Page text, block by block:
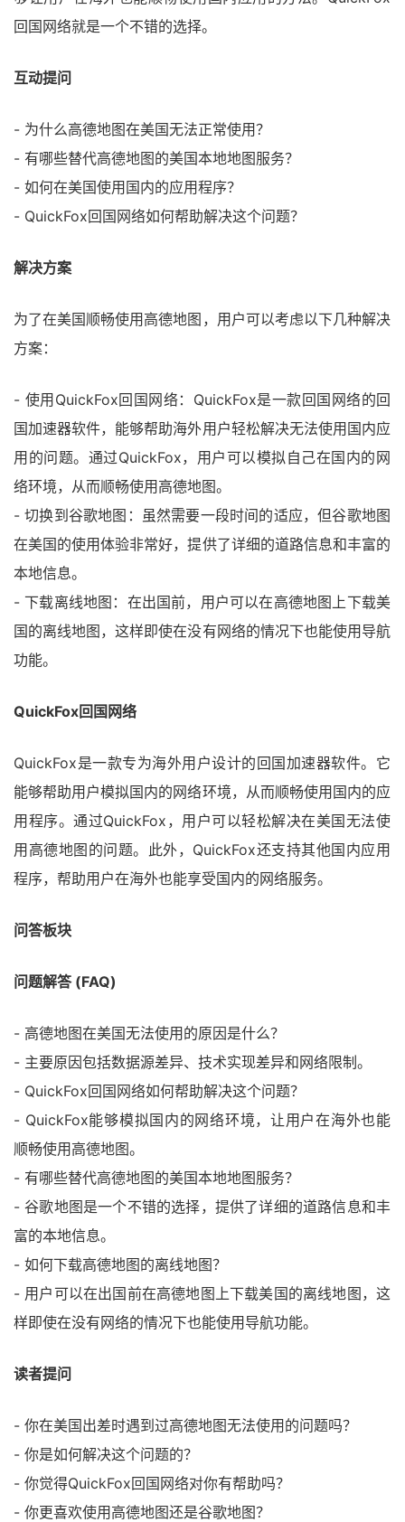
回国网络就是一个不错的选择。
互动提问
- 为什么高德地图在美国无法正常使用？
- 有哪些替代高德地图的美国本地地图服务？
- 如何在美国使用国内的应用程序？
- QuickFox回国网络如何帮助解决这个问题？
解决方案
为了在美国顺畅使用高德地图，用户可以考虑以下几种解决
方案：
- 使用QuickFox回国网络：QuickFox是一款回国网络的回
国加速器软件，能够帮助海外用户轻松解决无法使用国内应
用的问题。通过QuickFox，用户可以模拟自己在国内的网
络环境，从而顺畅使用高德地图。
- 切换到谷歌地图：虽然需要一段时间的适应，但谷歌地图
在美国的使用体验非常好，提供了详细的道路信息和丰富的
本地信息。
- 下载离线地图：在出国前，用户可以在高德地图上下载美
国的离线地图，这样即使在没有网络的情况下也能使用导航
功能。
QuickFox回国网络
QuickFox是一款专为海外用户设计的回国加速器软件。它
能够帮助用户模拟国内的网络环境，从而顺畅使用国内的应
用程序。通过QuickFox，用户可以轻松解决在美国无法使
用高德地图的问题。此外，QuickFox还支持其他国内应用
程序，帮助用户在海外也能享受国内的网络服务。
问答板块
问题解答 (FAQ)
- 高德地图在美国无法使用的原因是什么？
- 主要原因包括数据源差异、技术实现差异和网络限制。
- QuickFox回国网络如何帮助解决这个问题？
- QuickFox能够模拟国内的网络环境，让用户在海外也能
顺畅使用高德地图。
- 有哪些替代高德地图的美国本地地图服务？
- 谷歌地图是一个不错的选择，提供了详细的道路信息和丰
富的本地信息。
- 如何下载高德地图的离线地图？
- 用户可以在出国前在高德地图上下载美国的离线地图，这
样即使在没有网络的情况下也能使用导航功能。
读者提问
- 你在美国出差时遇到过高德地图无法使用的问题吗？
- 你是如何解决这个问题的？
- 你觉得QuickFox回国网络对你有帮助吗？
- 你更喜欢使用高德地图还是谷歌地图？